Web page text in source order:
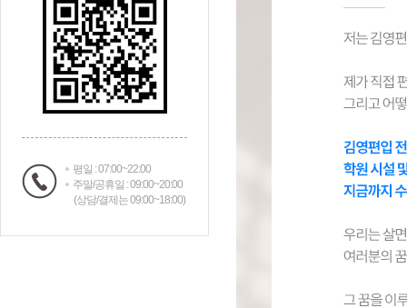
평일 : 07:00~22:00
주말/공휴일 : 09:00~20:00
(상담/결제는 09:00~18:00)